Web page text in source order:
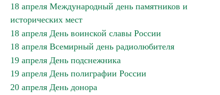
18 апреля Международный день памятников и
исторических мест
18 апреля День воинской славы России
18 апреля Всемирный день радиолюбителя
19 апреля День подснежника
19 апреля День полиграфии России
20 апреля День донора